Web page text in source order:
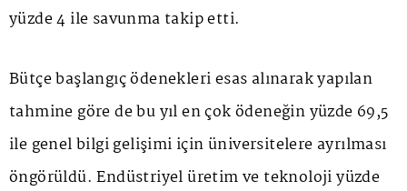
yüzde 4 ile savunma takip etti.
Bütçe başlangıç ödenekleri esas alınarak yapılan
tahmine göre de bu yıl en çok ödeneğin yüzde 69,5
ile genel bilgi gelişimi için üniversitelere ayrılması
öngörüldü. Endüstriyel üretim ve teknoloji yüzde